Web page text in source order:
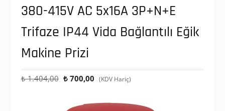
380-415V AC 5x16A 3P+N+E
Trifaze IP44 Vida Bağlantılı Eğik
Makine Prizi
₺1.404,00 Orijinal
₺700,00 Şu
fiyat:
(KDV Hariç)